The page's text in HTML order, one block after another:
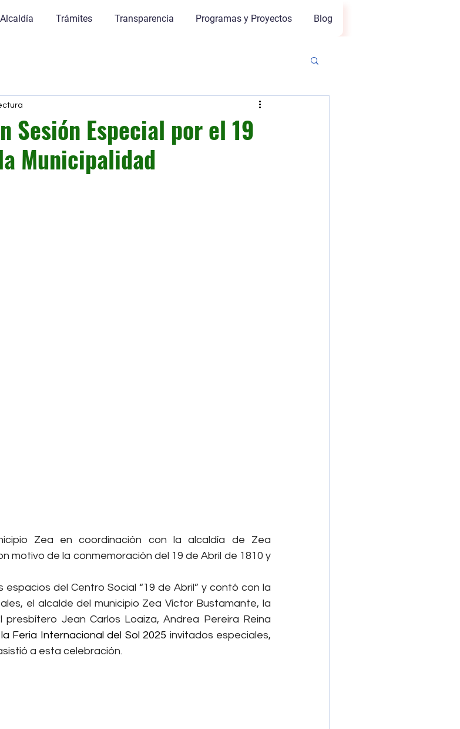
Trámites Transparencia Programas y Proyectos Blog
Sesión Especial por el 19
Municipalidad
Zea en coordinación con la alcaldía de Zea
motivo de la conmemoración del 19 de Abril de 1810 y
del Centro Social “19 de Abril” y contó con la
el alcalde del municipio Zea Víctor Bustamante, la
presbítero Jean Carlos Loaiza, Andrea Pereira Reina
Feria Internacional del Sol 2025 invitados especiales,
a esta celebración.